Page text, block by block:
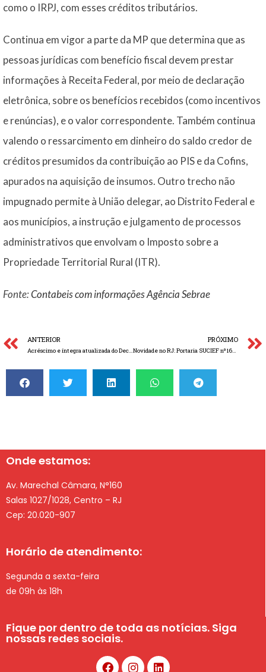
como o IRPJ, com esses créditos tributários.
Continua em vigor a parte da MP que determina que as
pessoas jurídicas com benefício fiscal devem prestar
informações à Receita Federal, por meio de declaração
eletrônica, sobre os benefícios recebidos (como incentivos
e renúncias), e o valor correspondente. Também continua
valendo o ressarcimento em dinheiro do saldo credor de
créditos presumidos da contribuição ao PIS e da Cofins,
apurados na aquisição de insumos. Outro trecho não
impugnado permite à União delegar, ao Distrito Federal e
aos municípios, a instrução e julgamento de processos
administrativos que envolvam o Imposto sobre a
Propriedade Territorial Rural (ITR).
Fonte:Contabeis com informações Agência Sebrae
ANTERIOR PRÓXIMO
Novidade no RJ: Portaria SUCIEF nº164/2024
Onde estamos:
Av. Marechal Câmara, N°160
Salas 1027/1028, Centro – RJ
Cep: 20.020-907
Horário de atendimento:
Segunda a sexta-feira
de 09h às 18h
Fique por dentro de toda as notícias. Siga
nossas redes sociais.